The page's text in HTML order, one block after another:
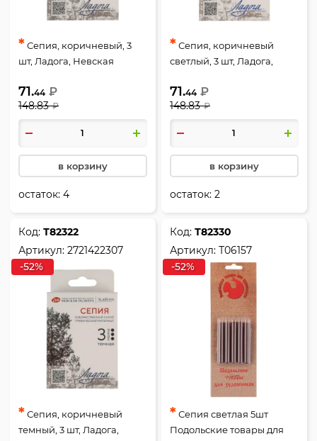
*Сепия, коричневый, 3
шт, Ладога, Невская
71.44 ₽
148.83 ₽
в корзину
остаток:4
*Сепия, коричневый
светлый, 3 шт, Ладога,
2721422305
71.44 ₽
148.83 ₽
в корзину
остаток:2
Код:Т82322
Артикул:2721422307
-52%
*Сепия, коричневый
темный, 3 шт, Ладога,
Код:Т82330
Артикул:Т06157
-52%
*Сепия светлая 5шт
Подольские товары для